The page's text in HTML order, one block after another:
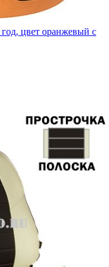
цвет оранжевый с